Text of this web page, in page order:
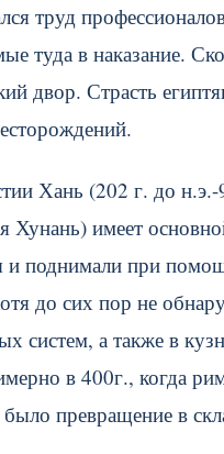
труд
туда в наказание.
двор. Страсть
Хань (202 г. до
имеет
поднимали при
до сих пор не
систем, а также в
в 400г., когда
превращение в